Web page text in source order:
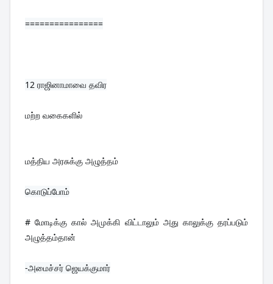
================
12 ராஜினாமாவை தவிர
மற்ற வகைகளில்
மத்திய அரசுக்கு அழுத்தம்
# மோடிக்கு கால் அமுக்கி விட்டாலும் அது காலுக்கு தரப்படும்
அழுத்தம்தான்